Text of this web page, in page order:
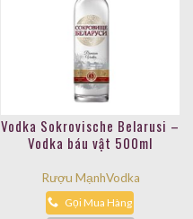
Vodka Sokrovische Belarusi –
Vodka báu vật 500ml
Rượu MạnhVodka
Gọi Mua Hàng